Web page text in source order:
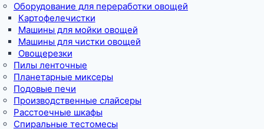
Оборудование для переработки овощей
Картофелечистки
Машины для мойки овощей
Машины для чистки овощей
Овощерезки
Пилы ленточные
Планетарные миксеры
Подовые печи
Производственные слайсеры
Расстоечные шкафы
Спиральные тестомесы